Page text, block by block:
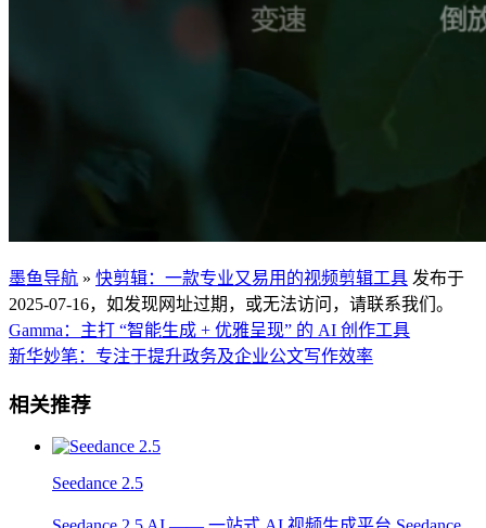
墨鱼导航 » 快剪辑：一款专业又易用的视频剪辑工具 发布于
2025-07-16，如发现网址过期，或无法访问，请联系我们。
Gamma：主打 “智能生成 + 优雅呈现” 的 AI 创作工具
新华妙笔：专注于提升政务及企业公文写作效率
相关推荐
Seedance 2.5